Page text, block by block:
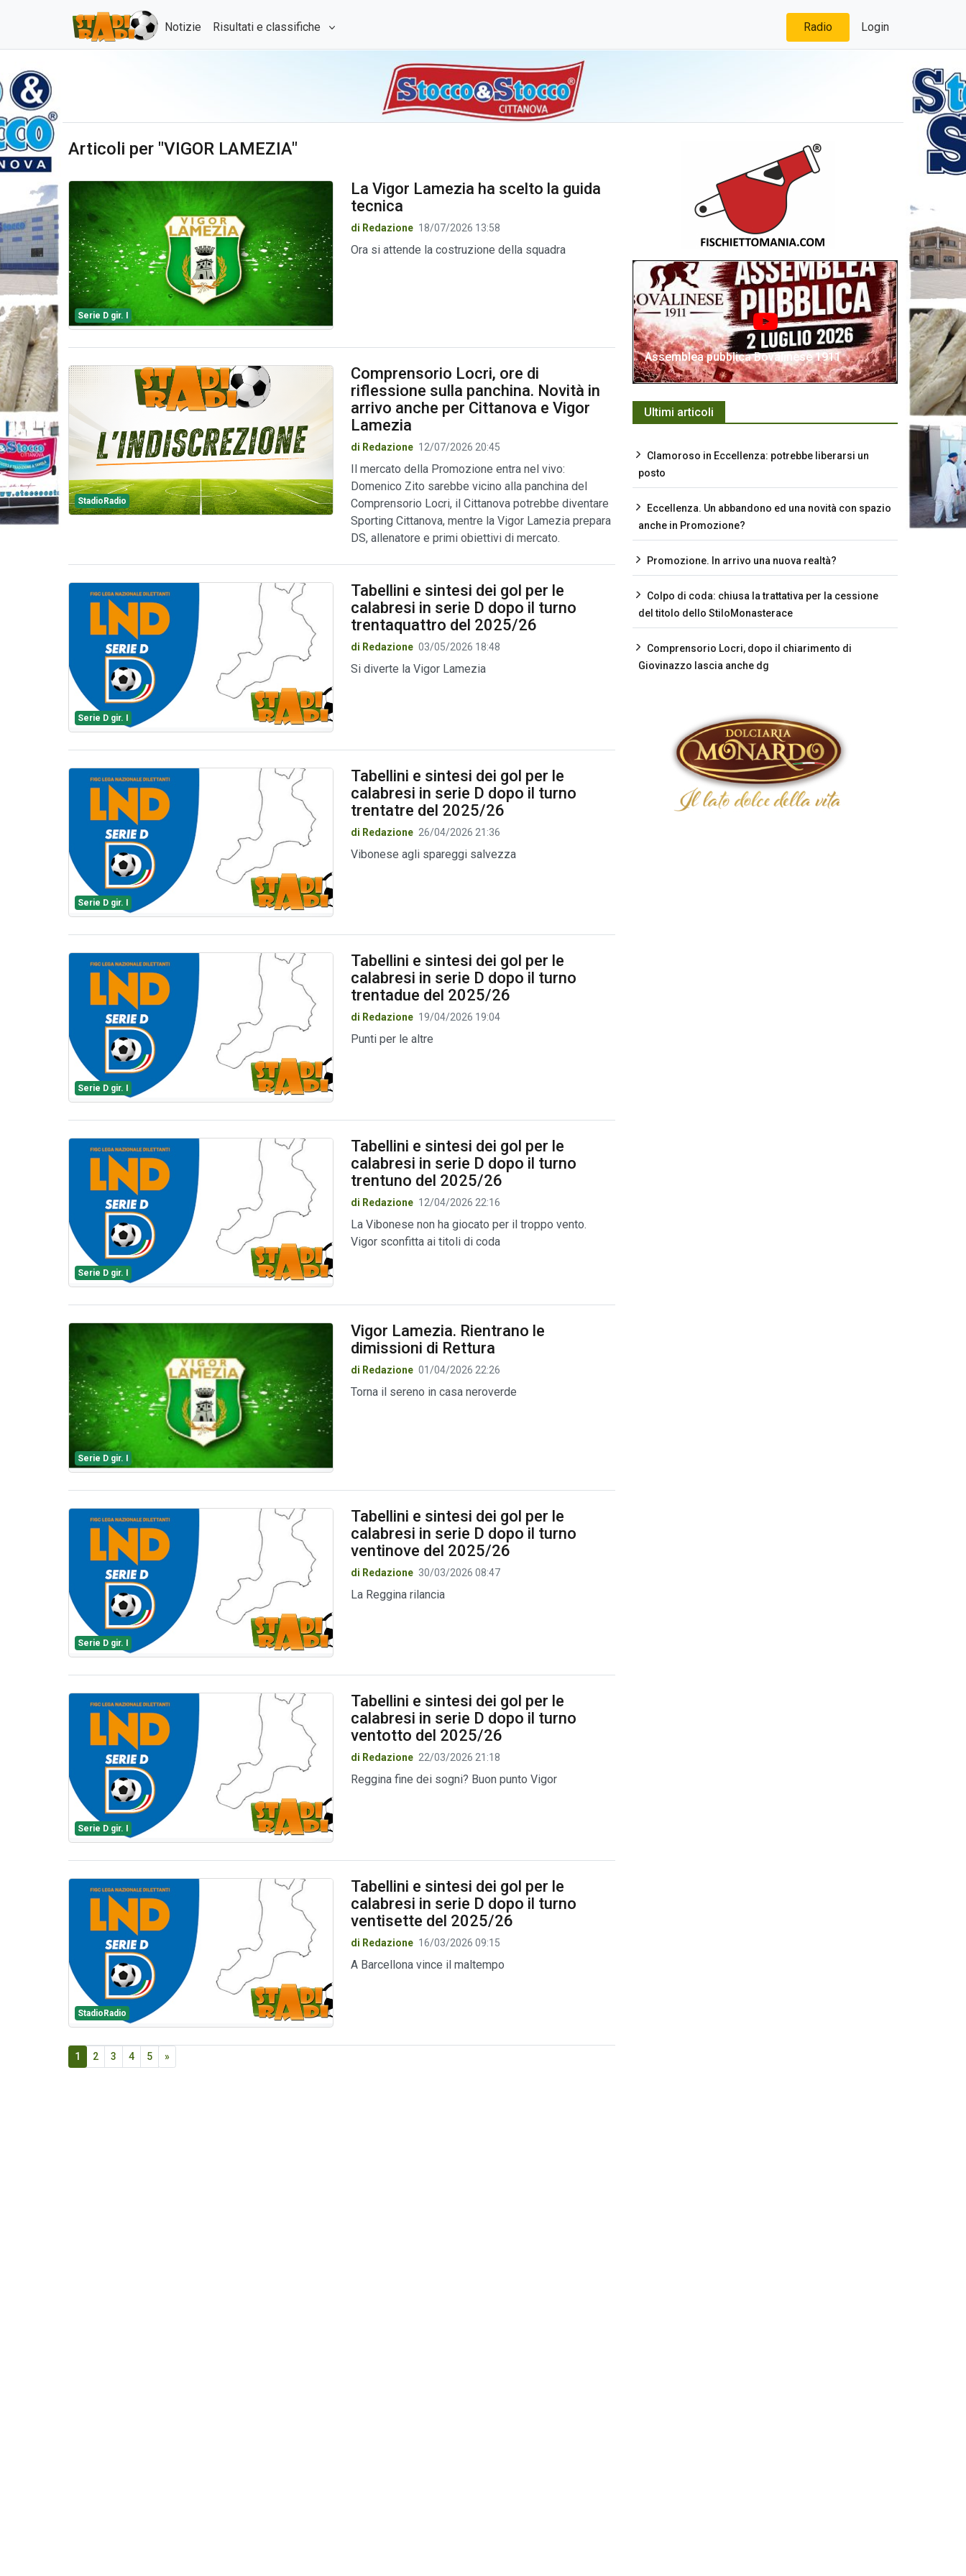
Notizie Risultati e classifiche Radio Login
Articoli per "VIGOR LAMEZIA"
Serie D gir. I
La Vigor Lamezia ha scelto la guida
tecnica
di Redazione 18/07/2026 13:58
Ora si attende la costruzione della squadra
StadioRadio
Comprensorio Locri, ore di
riflessione sulla panchina. Novità in
arrivo anche per Cittanova e Vigor
Lamezia
di Redazione 12/07/2026 20:45
Il mercato della Promozione entra nel vivo:
Domenico Zito sarebbe vicino alla panchina del
Comprensorio Locri, il Cittanova potrebbe diventare
Sporting Cittanova, mentre la Vigor Lamezia prepara
DS, allenatore e primi obiettivi di mercato.
Serie D gir. I
Tabellini e sintesi dei gol per le
calabresi in serie D dopo il turno
trentaquattro del 2025/26
di Redazione 03/05/2026 18:48
Si diverte la Vigor Lamezia
Serie D gir. I
Tabellini e sintesi dei gol per le
calabresi in serie D dopo il turno
trentatre del 2025/26
di Redazione 26/04/2026 21:36
Vibonese agli spareggi salvezza
Serie D gir. I
Tabellini e sintesi dei gol per le
calabresi in serie D dopo il turno
trentadue del 2025/26
di Redazione 19/04/2026 19:04
Punti per le altre
Serie D gir. I
Tabellini e sintesi dei gol per le
calabresi in serie D dopo il turno
trentuno del 2025/26
di Redazione 12/04/2026 22:16
La Vibonese non ha giocato per il troppo vento.
Vigor sconfitta ai titoli di coda
Serie D gir. I
Vigor Lamezia. Rientrano le
dimissioni di Rettura
di Redazione 01/04/2026 22:26
Torna il sereno in casa neroverde
Serie D gir. I
Tabellini e sintesi dei gol per le
calabresi in serie D dopo il turno
ventinove del 2025/26
di Redazione 30/03/2026 08:47
La Reggina rilancia
Serie D gir. I
Tabellini e sintesi dei gol per le
calabresi in serie D dopo il turno
ventotto del 2025/26
di Redazione 22/03/2026 21:18
Reggina fine dei sogni? Buon punto Vigor
StadioRadio
Tabellini e sintesi dei gol per le
calabresi in serie D dopo il turno
ventisette del 2025/26
di Redazione 16/03/2026 09:15
A Barcellona vince il maltempo
1 2 3 4 5 »
Assemblea pubblica Bovalinese 1911
Ultimi articoli
Clamoroso in Eccellenza: potrebbe liberarsi un
posto
Eccellenza. Un abbandono ed una novità con spazio
anche in Promozione?
Promozione. In arrivo una nuova realtà?
Colpo di coda: chiusa la trattativa per la cessione
del titolo dello StiloMonasterace
Comprensorio Locri, dopo il chiarimento di
Giovinazzo lascia anche dg